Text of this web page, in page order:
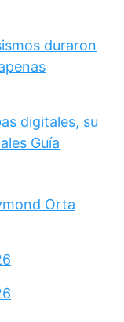
duraron
digitales, su
Guía
Orta